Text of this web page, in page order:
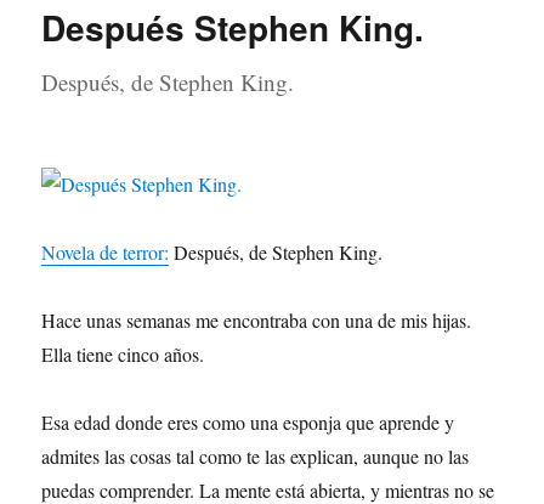
Después Stephen King.
Después, de Stephen King.
Novela de terror: Después, de Stephen King.
Hace unas semanas me encontraba con una de mis hijas.
Ella tiene cinco años.
Esa edad donde eres como una esponja que aprende y
admites las cosas tal como te las explican, aunque no las
puedas comprender. La mente está abierta, y mientras no se